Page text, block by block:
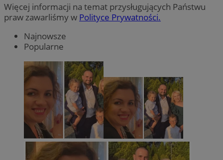
Więcej informacji na temat przysługujących Państwu
praw zawarliśmy w Polityce Prywatności.
Najnowsze
Popularne